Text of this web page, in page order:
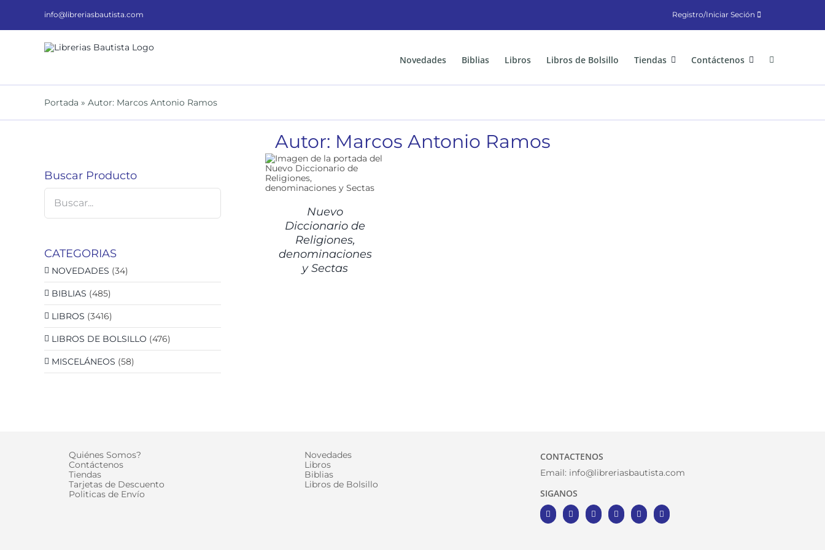
info@libreriasbautista.com Registro/Iniciar Seción
Novedades Biblias Libros Libros de Bolsillo Tiendas Contáctenos
Portada » Autor: Marcos Antonio Ramos
Autor: Marcos Antonio Ramos
Nuevo
Diccionario de
Religiones,
denominaciones
y Sectas
Buscar Producto
CATEGORIAS
NOVEDADES (34)
BIBLIAS (485)
LIBROS (3416)
LIBROS DE BOLSILLO (476)
MISCELÁNEOS (58)
Quiénes Somos?
Contáctenos
Tiendas
Tarjetas de Descuento
Politicas de Envío
Novedades
Libros
Biblias
Libros de Bolsillo
CONTACTENOS
Email: info@libreriasbautista.com
SIGANOS